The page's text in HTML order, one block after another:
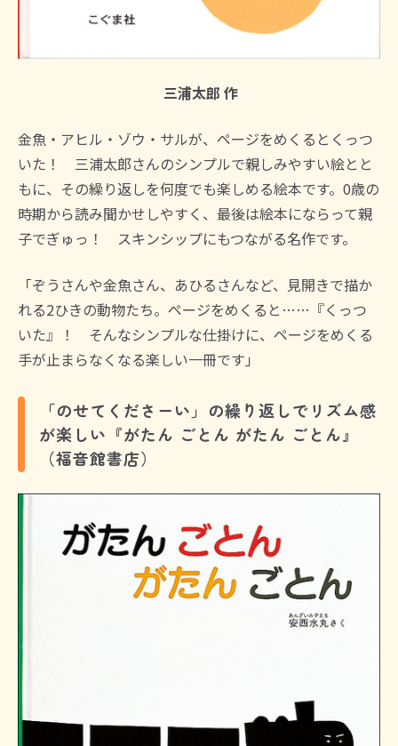
三浦太郎 作
金魚・アヒル・ゾウ・サルが、ページをめくるとくっつ
いた！ 三浦太郎さんのシンプルで親しみやすい絵とと
もに、その繰り返しを何度でも楽しめる絵本です。0歳の
時期から読み聞かせしやすく、最後は絵本にならって親
子でぎゅっ！ スキンシップにもつながる名作です。
「ぞうさんや金魚さん、あひるさんなど、見開きで描か
れる2ひきの動物たち。ページをめくると……『くっつ
いた』！ そんなシンプルな仕掛けに、ページをめくる
手が止まらなくなる楽しい一冊です」
「のせてくださーい」の繰り返しでリズム感
が楽しい『がたん ごとん がたん ごとん』
（福音館書店）